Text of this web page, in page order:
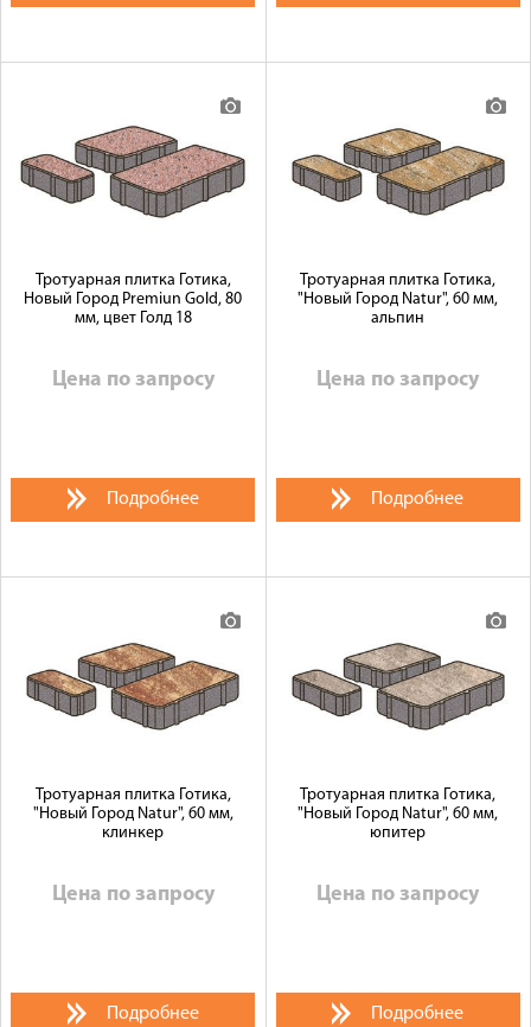
Тротуарная плитка Готика,
Новый Город Premiun Gold, 80
мм, цвет Голд 18
Цена по запросу
Подробнее
Тротуарная плитка Готика,
"Новый Город Natur", 60 мм,
альпин
Цена по запросу
Подробнее
Тротуарная плитка Готика,
"Новый Город Natur", 60 мм,
клинкер
Цена по запросу
Подробнее
Тротуарная плитка Готика,
"Новый Город Natur", 60 мм,
юпитер
Цена по запросу
Подробнее